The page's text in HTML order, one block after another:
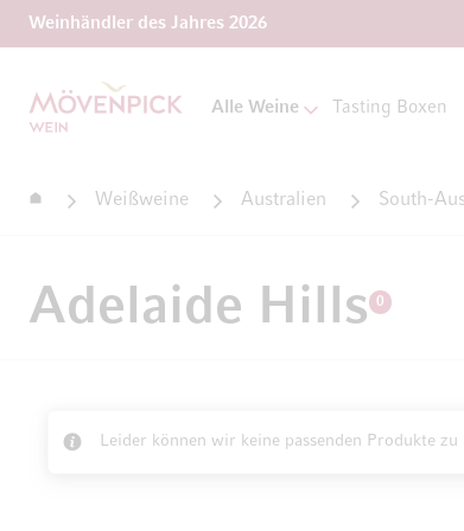
Weinhändler des Jahres 2026
Zur Startseite
Alle Weine Tasting Boxen
StartseiteWeißweine Australien South-
Adelaide Hills 0
Leider können wir keine passenden Produkte